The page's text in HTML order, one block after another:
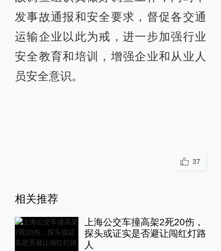
发事故通报和安全要求，督促各交通
运输企业以此为戒，进一步加强行业
安全教育和培训，增强企业和从业人
员安全意识。
37
相关推荐
上海公交车撞高架2死20伤，
探头或证实是否避让闯红灯路
人